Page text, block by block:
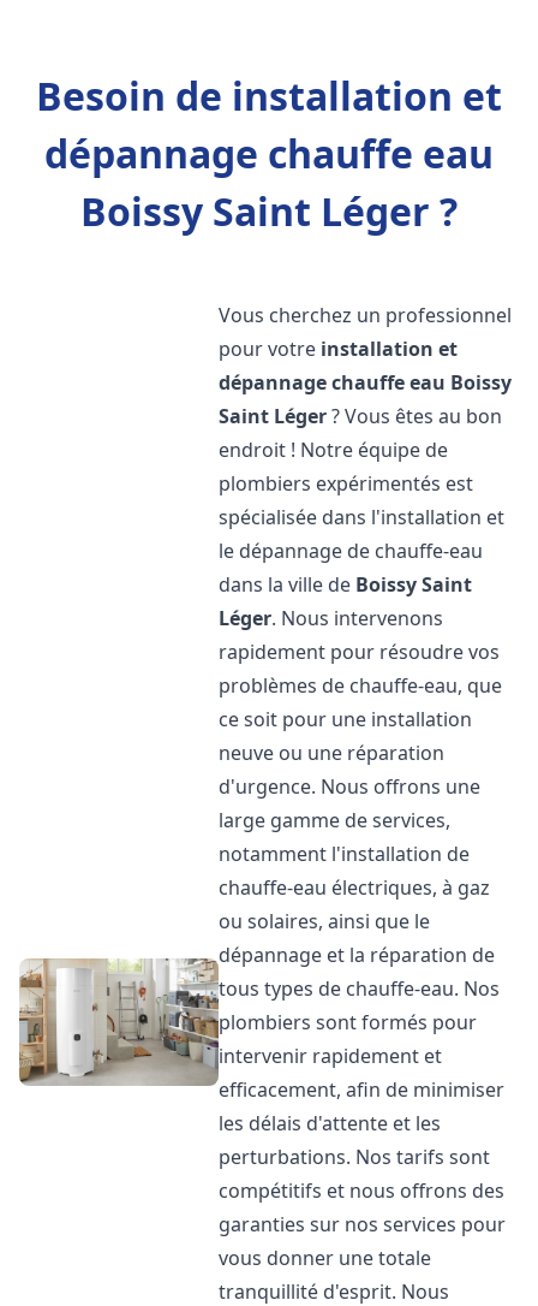
Besoin de installation et
dépannage chauffe eau
Boissy Saint Léger ?
Vous cherchez un professionnel
pour votre installation et
dépannage chauffe eau Boissy
Saint Léger? Vous êtes au bon
endroit ! Notre équipe de
plombiers expérimentés est
spécialisée dans l'installation et
le dépannage de chauffe-eau
dans la ville de Boissy Saint
Léger. Nous intervenons
rapidement pour résoudre vos
problèmes de chauffe-eau, que
ce soit pour une installation
neuve ou une réparation
d'urgence. Nous offrons une
large gamme de services,
notamment l'installation de
chauffe-eau électriques, à gaz
ou solaires, ainsi que le
dépannage et la réparation de
tous types de chauffe-eau. Nos
plombiers sont formés pour
intervenir rapidement et
efficacement, afin de minimiser
les délais d'attente et les
perturbations. Nos tarifs sont
compétitifs et nous offrons des
garanties sur nos services pour
vous donner une totale
tranquillité d'esprit. Nous